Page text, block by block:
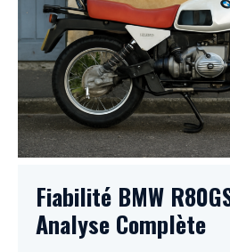
Fiabilité BMW
Analyse Complète